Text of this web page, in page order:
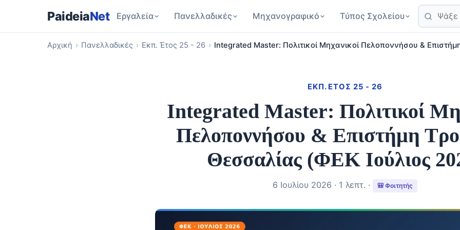
PaideiaNet Εργαλεία Πανελλαδικές Μηχανογραφικό Τύπος Σχολείου
Αρχική › Πανελλαδικές › Εκπ. Έτος 25 - 26 › Integrated Master: Πολιτικοί Μηχανικοί Πελοποννήσου &
ΕΚΠ. ΈΤΟΣ 25 - 26
Integrated Master: Πολιτικοί
Πελοποννήσου & Επιστήμη
Θεσσαλίας (ΦΕΚ Ιούλιος
6 Ιουλίου 2026 · 1 λεπτ. · 🎒 Φοιτητής